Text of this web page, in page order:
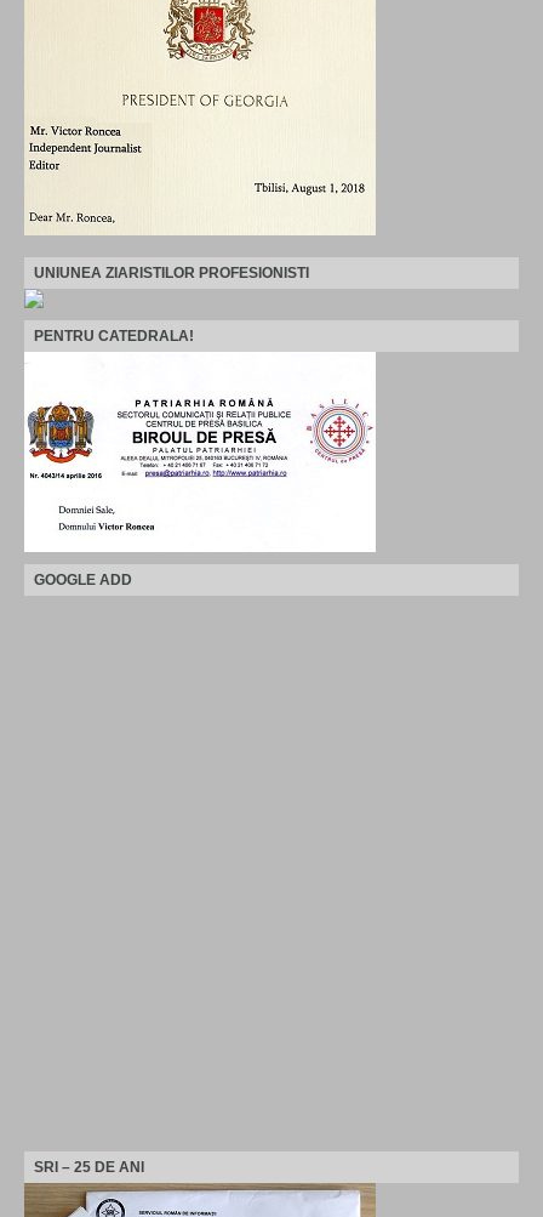
UNIUNEA ZIARISTILOR PROFESIONISTI
PENTRU CATEDRALA!
GOOGLE ADD
SRI – 25 DE ANI